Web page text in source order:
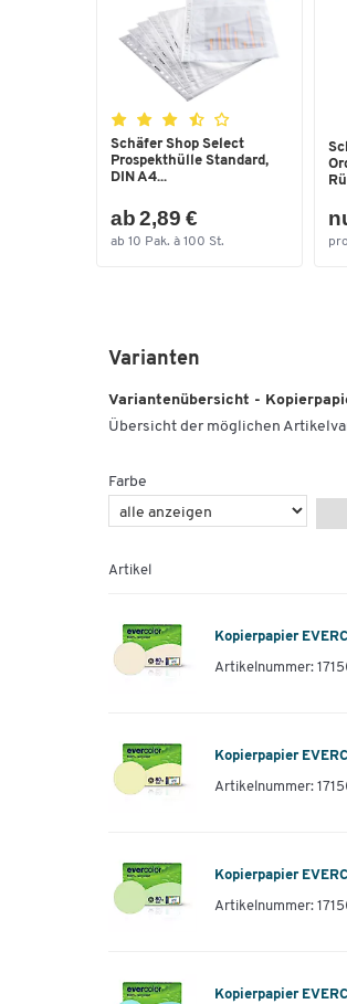
Schäfer Shop Select
Prospekthülle Standard,
DIN A4...
ab 2,89 €
ab 10 Pak. à 100 St.
Varianten
Variantenübersicht -
Übersicht der möglichen
Farbe
Artikel
Kopierpapier
Artikelnummer:
Kopierpapier
Artikelnummer:
Kopierpapier
Artikelnummer:
Kopierpapier